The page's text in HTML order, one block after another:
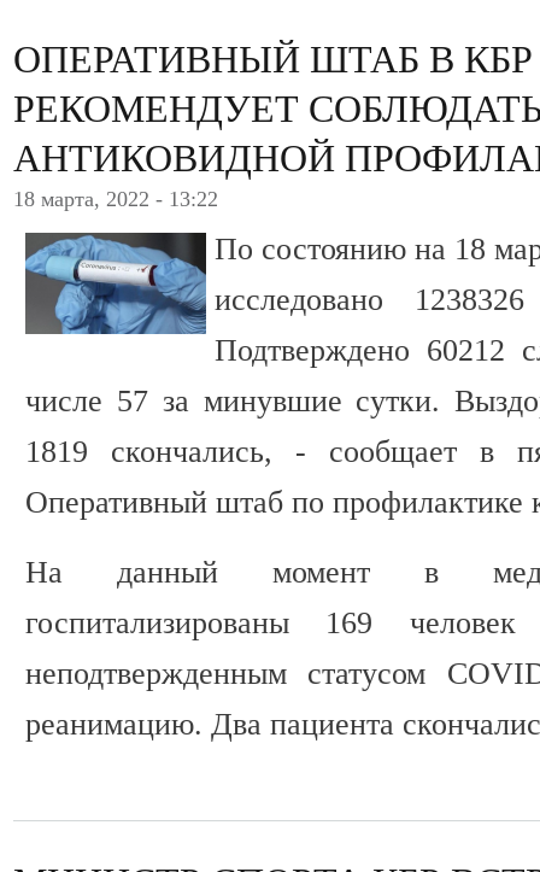
ОПЕРАТИВНЫЙ ШТАБ В
РЕКОМЕНДУЕТ
АНТИКОВИДНОЙ
18 марта, 2022 - 13:22
По состоянию на 18
исследовано
Подтверждено 60212
числе 57 за минувшие сутки.
1819 скончались, - сообщает в
Оперативный штаб по профилактике
На данный момент в
госпитализированы 169
неподтвержденным статусом
реанимацию. Два пациента